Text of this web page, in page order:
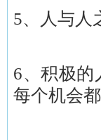
5、人与人
6、积极的
每个机会